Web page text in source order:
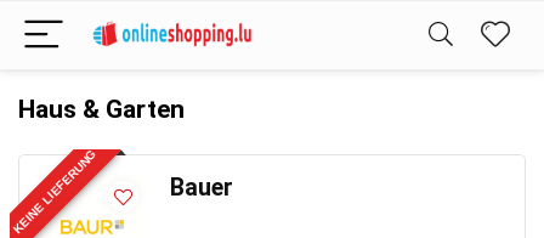
Haus & Garten
KEINE LIEFERUNG Bauer